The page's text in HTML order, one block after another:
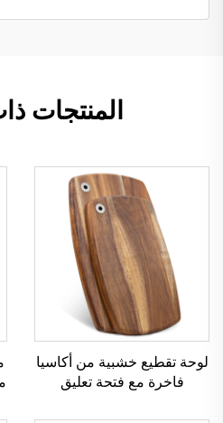
المنتجات
لوحة تقطيع خشبية من أكاسيا
فاخرة مع فتحة تعليق